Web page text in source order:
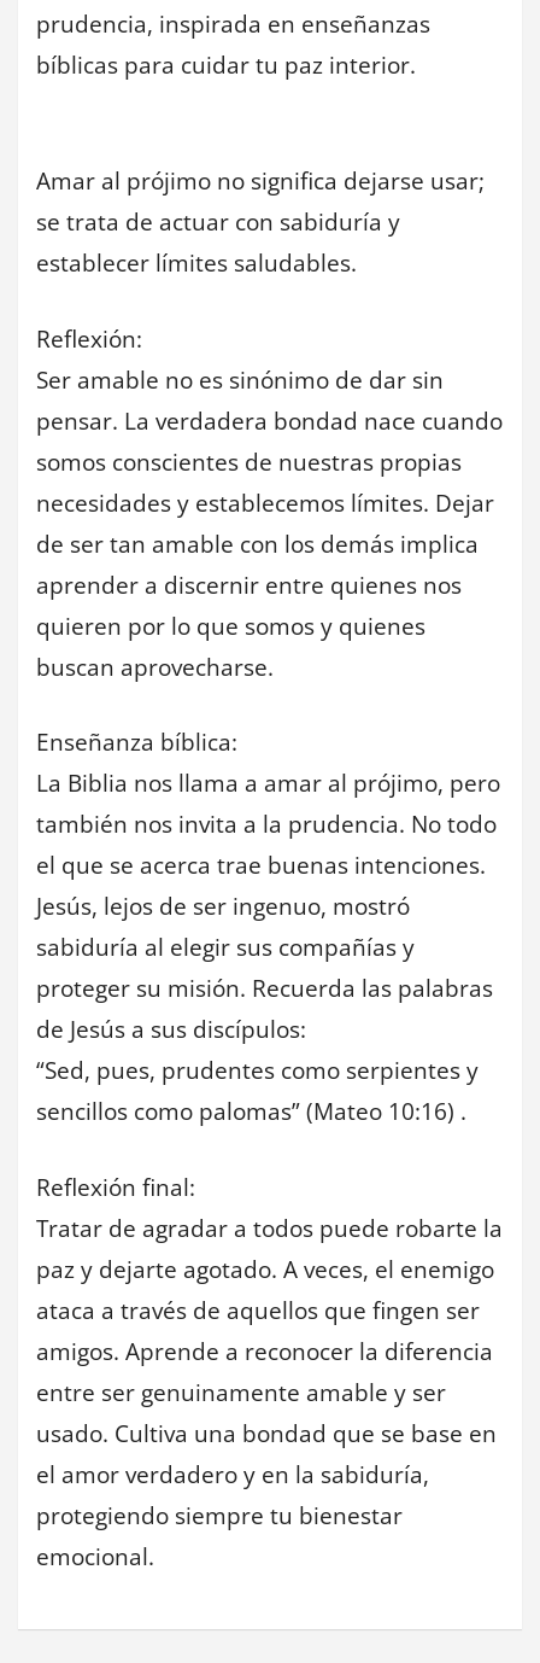
prudencia, inspirada en enseñanzas
bíblicas para cuidar tu paz interior.
Amar al prójimo no significa dejarse usar;
se trata de actuar con sabiduría y
establecer límites saludables.
Reflexión:
Ser amable no es sinónimo de dar sin
pensar. La verdadera bondad nace cuando
somos conscientes de nuestras propias
necesidades y establecemos límites. Dejar
de ser tan amable con los demás implica
aprender a discernir entre quienes nos
quieren por lo que somos y quienes
buscan aprovecharse.
Enseñanza bíblica:
La Biblia nos llama a amar al prójimo, pero
también nos invita a la prudencia. No todo
el que se acerca trae buenas intenciones.
Jesús, lejos de ser ingenuo, mostró
sabiduría al elegir sus compañías y
proteger su misión. Recuerda las palabras
de Jesús a sus discípulos:
“Sed, pues, prudentes como serpientes y
sencillos como palomas” (Mateo 10:16) .
Reflexión final:
Tratar de agradar a todos puede robarte la
paz y dejarte agotado. A veces, el enemigo
ataca a través de aquellos que fingen ser
amigos. Aprende a reconocer la diferencia
entre ser genuinamente amable y ser
usado. Cultiva una bondad que se base en
el amor verdadero y en la sabiduría,
protegiendo siempre tu bienestar
emocional.